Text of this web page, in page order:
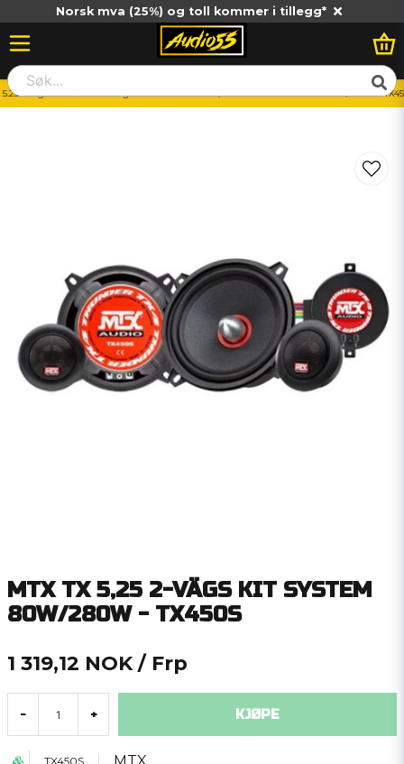
Norsk mva (25%) og toll kommer i tillegg*
5.25" högtalare 5.25" Högtalarkit MTX TX 5,25 2-VÄGS KIT SYSTEM 80W/280W -
MTX TX 5,25 2-VÄGS KIT SYSTEM
80W/280W - TX450S
1 319,12 NOK / Frp
- + KJØPE
TX450S